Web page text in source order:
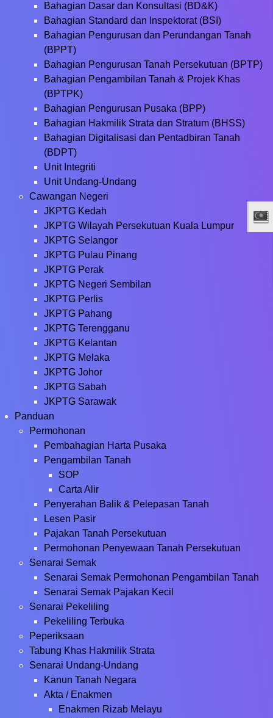
Bahagian Dasar dan Konsultasi (BD&K)
Bahagian Standard dan Inspektorat (BSI)
Bahagian Pengurusan dan Perundangan Tanah
(BPPT)
Bahagian Pengurusan Tanah Persekutuan (BPTP)
Bahagian Pengambilan Tanah & Projek Khas
(BPTPK)
Bahagian Pengurusan Pusaka (BPP)
Bahagian Hakmilik Strata dan Stratum (BHSS)
Bahagian Digitalisasi dan Pentadbiran Tanah
(BDPT)
Unit Integriti
Unit Undang-Undang
Cawangan Negeri
JKPTG Kedah
JKPTG Wilayah Persekutuan Kuala Lumpur
JKPTG Selangor
JKPTG Pulau Pinang
JKPTG Perak
JKPTG Negeri Sembilan
JKPTG Perlis
JKPTG Pahang
JKPTG Terengganu
JKPTG Kelantan
JKPTG Melaka
JKPTG Johor
JKPTG Sabah
JKPTG Sarawak
Panduan
Permohonan
Pembahagian Harta Pusaka
Pengambilan Tanah
SOP
Carta Alir
Penyerahan Balik & Pelepasan Tanah
Lesen Pasir
Pajakan Tanah Persekutuan
Permohonan Penyewaan Tanah Persekutuan
Senarai Semak
Senarai Semak Permohonan Pengambilan Tanah
Senarai Semak Pajakan Kecil
Senarai Pekeliling
Pekeliling Terbuka
Peperiksaan
Tabung Khas Hakmilik Strata
Senarai Undang-Undang
Kanun Tanah Negara
Akta / Enakmen
Enakmen Rizab Melayu